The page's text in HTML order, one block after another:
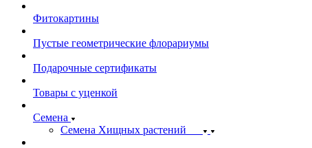
Фитокартины
Пустые геометрические флорариумы
Подарочные сертификаты
Товары с уценкой
Семена
Семена Хищных растений